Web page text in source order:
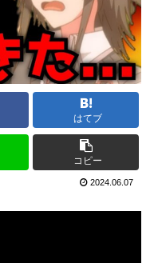
はてブ
コピー
2024.06.07